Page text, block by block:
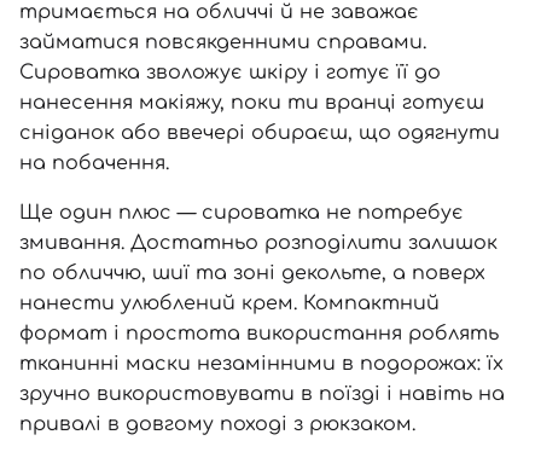
тримається на обличчі й не заважає
займатися повсякденними справами.
Сироватка зволожує шкіру і готує її до
нанесення макіяжу, поки ти вранці готуєш
сніданок або ввечері обираєш, що одягнути
на побачення.
Ще один плюс — сироватка не потребує
змивання. Достатньо розподілити залишок
по обличчю, шиї та зоні декольте, а поверх
нанести улюблений крем. Компактний
формат і простота використання роблять
тканинні маски незамінними в подорожах: їх
зручно використовувати в поїзді і навіть на
привалі в довгому поході з рюкзаком.